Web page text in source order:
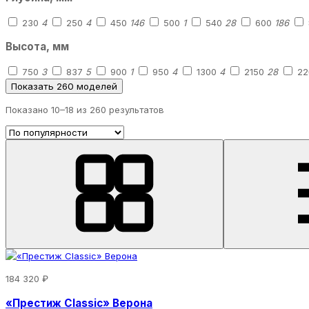
230 4 250 4 450 146 500 1 540 28 600 186
Высота, мм
750 3 837 5 900 1 950 4 1300 4 2150 28
Показать 260 моделей
Показано 10–18 из 260 результатов
184 320 ₽
«Престиж Classic» Верона